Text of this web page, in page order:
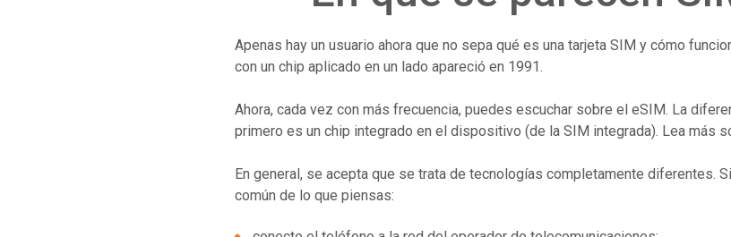
Apenas hay un usuario ahora que no sepa qué es una tarjeta SIM y cómo
con un chip aplicado en un lado apareció en 1991.
Ahora, cada vez con más frecuencia, puedes escuchar sobre el eSIM. La
primero es un chip integrado en el dispositivo (de la SIM integrada). Lea más
En general, se acepta que se trata de tecnologías completamente diferentes.
común de lo que piensas: